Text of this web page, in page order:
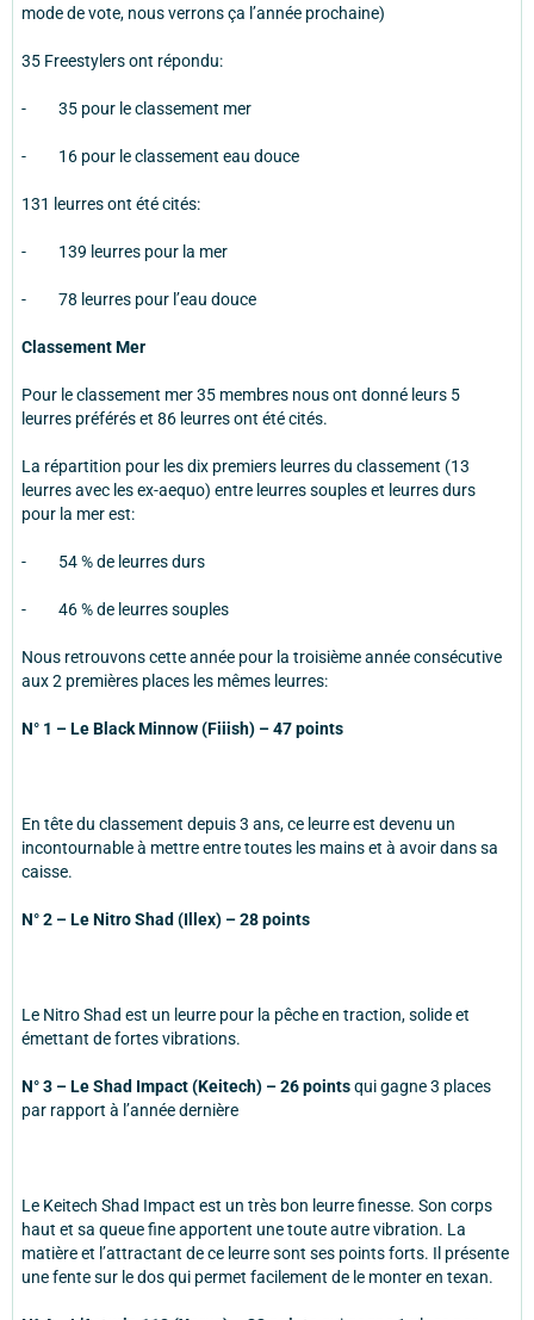
mode de vote, nous verrons ça l’année prochaine)
35 Freestylers ont répondu:
- 35 pour le classement mer
- 16 pour le classement eau douce
131 leurres ont été cités:
- 139 leurres pour la mer
- 78 leurres pour l’eau douce
Classement Mer
Pour le classement mer 35 membres nous ont donné leurs 5
leurres préférés et 86 leurres ont été cités.
La répartition pour les dix premiers leurres du classement (13
leurres avec les ex-aequo) entre leurres souples et leurres durs
pour la mer est:
- 54 % de leurres durs
- 46 % de leurres souples
Nous retrouvons cette année pour la troisième année consécutive
aux 2 premières places les mêmes leurres:
N° 1 – Le Black Minnow (Fiiish) – 47 points
En tête du classement depuis 3 ans, ce leurre est devenu un
incontournable à mettre entre toutes les mains et à avoir dans sa
caisse.
N° 2 – Le Nitro Shad (Illex) – 28 points
Le Nitro Shad est un leurre pour la pêche en traction, solide et
émettant de fortes vibrations.
N° 3 – Le Shad Impact (Keitech) – 26 pointsqui gagne 3 places
par rapport à l’année dernière
Le Keitech Shad Impact est un très bon leurre finesse. Son corps
haut et sa queue fine apportent une toute autre vibration. La
matière et l’attractant de ce leurre sont ses points forts. Il présente
une fente sur le dos qui permet facilement de le monter en texan.